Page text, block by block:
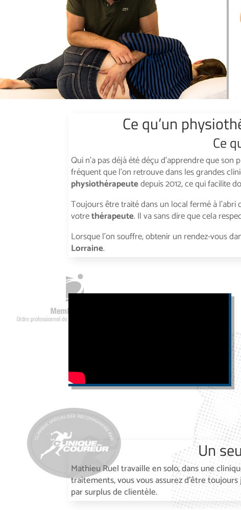
Ce qu’un
Ce
Qui n’a pas déjà été déçu d’apprendre que
fréquent que l’on retrouve dans les grandes
physiothérapeutedepuis 2012, ce qui facilite
Toujours être traité dans un local fermé à l’abri
votrethérapeute. Il va sans dire que cela
Lorsque l’on souffre, obtenir un rendez-vous
Lorraine.
Un
Mathieu Ruel travaille en solo, dans une
traitements, vous vous assurez d’être
par surplus de clientèle.